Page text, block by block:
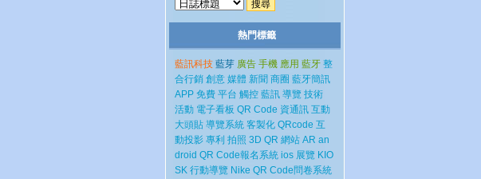
熱門標籤
藍訊科技 藍芽 廣告 手機 應用 藍牙 整
合行銷 創意 媒體 新聞 商圈 藍牙簡訊
APP 免費 平台 觸控 藍訊 導覽 技術
活動 電子看板 QR Code 資通訊 互動
大頭貼 導覽系統 客製化 QRcode 互
動投影 專利 拍照 3D QR 網站 AR an
droid QR Code報名系統 ios 展覽 KIO
SK 行動導覽 Nike QR Code問卷系統